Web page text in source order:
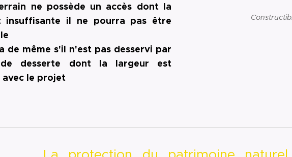
ne possède un accès dont la
insuffisante il ne pourra pas être
❗
de même s'il n'est pas desservi par
desserte dont la largeur est
le projet ❗